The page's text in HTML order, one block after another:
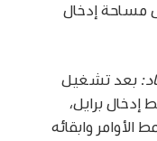
مساحة إدخال
بعد تشغيل
إدخال برايل،
الأوامر وابقائه